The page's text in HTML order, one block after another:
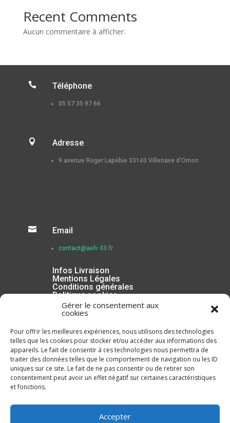
Gérer le consentement aux
cookies
Pour offrir les meilleures expériences, nous utilisons des technologies
telles que les cookies pour stocker et/ou accéder aux informations des
appareils. Le fait de consentir à ces technologies nous permettra de
traiter des données telles que le comportement de navigation ou les ID
uniques sur ce site. Le fait de ne pas consentir ou de retirer son
consentement peut avoir un effet négatif sur certaines caractéristiques
et fonctions.
Accepter
Recent Comments
Aucun commentaire à afficher.
 Téléphone
05 57 35 97 66
 Adresse
9 avenue Roger Lapébie 33140 Villenave d’Ornon
 Email
contact@aeh-33.fr
Infos Livraison
Mentions Légales
Conditions générales
Politique cookies